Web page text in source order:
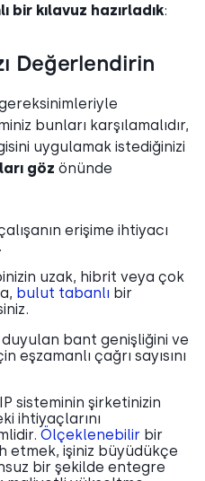
bir kılavuz hazırladık:
Değerlendirin
bunları karşılamalıdır,
uygulamak istediğinizi
göz önünde
erişime ihtiyacı
uzak, hibrit veya çok
bulut tabanlı bir
bant genişliğini ve
eşzamanlı çağrı sayısını
sisteminin şirketinizin
ihtiyaçlarını
Ölçeklenebilir bir
etmek, işiniz büyüdükçe
bir şekilde entegre